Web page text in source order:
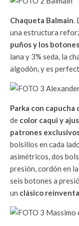
Chaqueta Balmain.
una estructura
puños y los
lana y 3% seda, la
algodón, y es
Parka con
de color caqui y
patrones
bolsillos en cada
asimétricos, dos
presión, cordón en
seis botones a
un clásico